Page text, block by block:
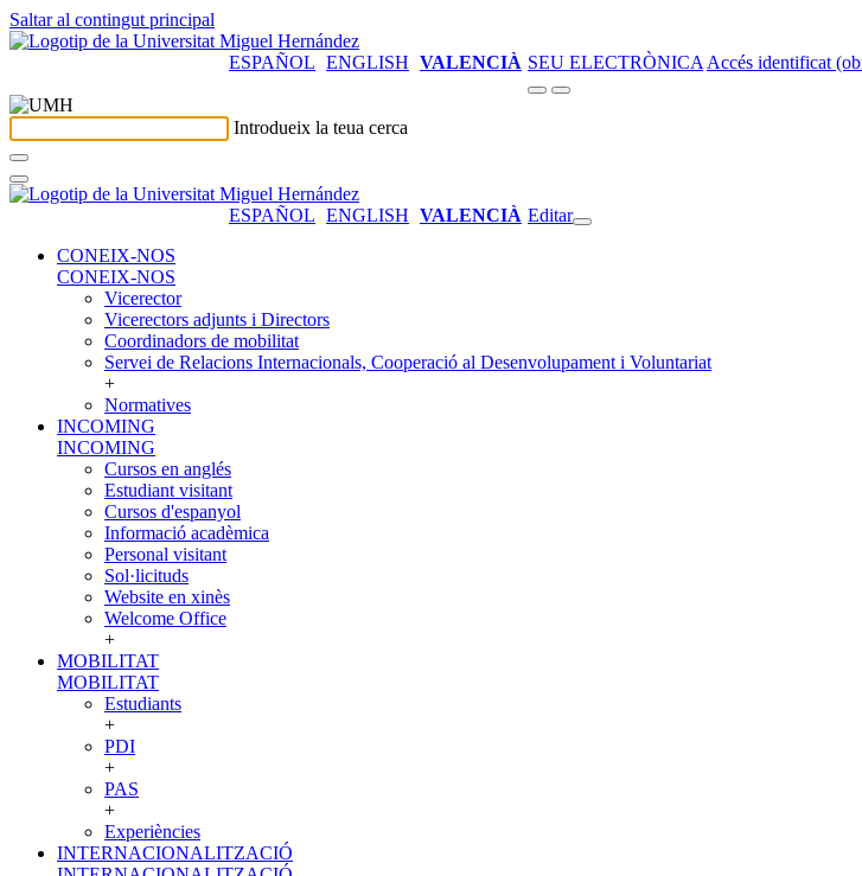
Saltar al contingut principal
ESPAÑOL ENGLISH VALENCIÀ SEU ELECTRÒNICA Accés identificat
Introdueix la teua cerca
ESPAÑOL ENGLISH VALENCIÀ Editar
CONEIX-NOS
CONEIX-NOS
Vicerector
Vicerectors adjunts i Directors
Coordinadors de mobilitat
Servei de Relacions Internacionals, Cooperació al Desenvolupament i Voluntariat
+
Normatives
INCOMING
INCOMING
Cursos en anglés
Estudiant visitant
Cursos d'espanyol
Informació acadèmica
Personal visitant
Sol·licituds
Website en xinès
Welcome Office
+
MOBILITAT
MOBILITAT
Estudiants
+
PDI
+
PAS
+
Experiències
INTERNACIONALITZACIÓ